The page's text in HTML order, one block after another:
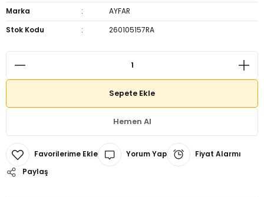
Marka
AYFAR
Stok Kodu
260105157RA
Sepete Ekle
Hemen Al
Yorum Yap
Fiyat Alarmı
Paylaş